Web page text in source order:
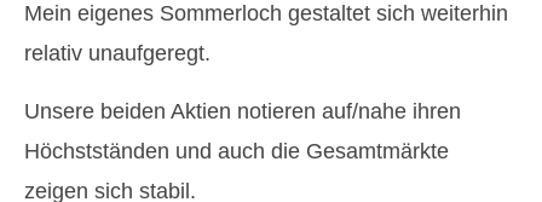
Mein eigenes Sommerloch gestaltet sich weiterhin
relativ unaufgeregt.
Unsere beiden Aktien notieren auf/nahe ihren
Höchstständen und auch die Gesamtmärkte
zeigen sich stabil.